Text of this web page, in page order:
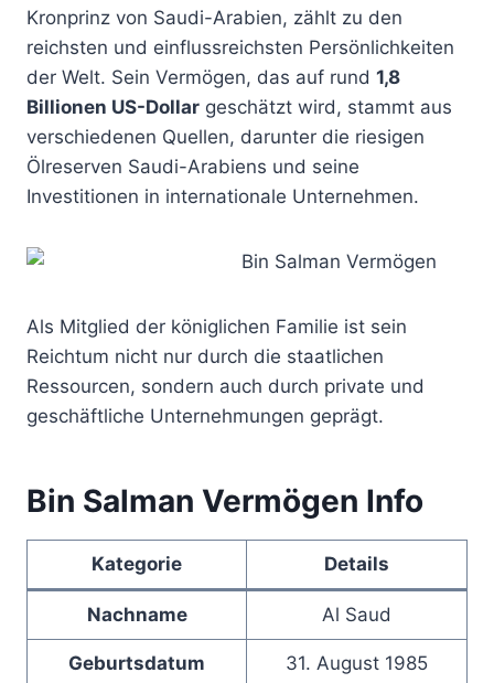
Kronprinz von Saudi-Arabien, zählt zu den
reichsten und einflussreichsten Persönlichkeiten
der Welt. Sein Vermögen, das auf rund 1,8
Billionen US-Dollar geschätzt wird, stammt aus
verschiedenen Quellen, darunter die riesigen
Ölreserven Saudi-Arabiens und seine
Investitionen in internationale Unternehmen.
Als Mitglied der königlichen Familie ist sein
Reichtum nicht nur durch die staatlichen
Ressourcen, sondern auch durch private und
geschäftliche Unternehmungen geprägt.
Bin Salman Vermögen Info
Kategorie Details
Nachname Al Saud
Geburtsdatum 31. August 1985